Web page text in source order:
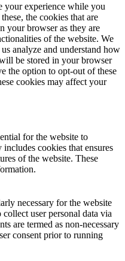
your experience while you
the cookies that are
your browser as they are
of the website. We
analyze and understand how
be stored in your browser
the option to opt-out of these
cookies may affect your
for the website to
cookies that ensures
of the website. These
necessary for the website
user personal data via
are termed as non-necessary
consent prior to running